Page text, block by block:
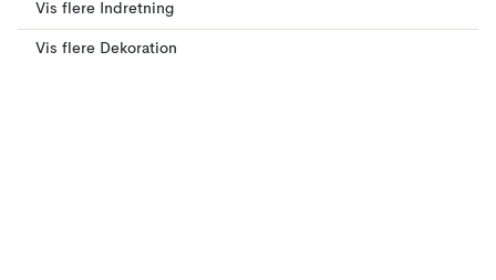
Vis flere Indretning
Vis flere Dekoration